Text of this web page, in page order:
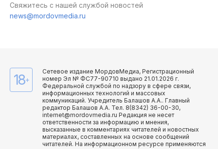
Свяжитесь с нашей службой новостей
news@mordovmedia.ru
18+
Сетевое издание МордовМедиа, Регистрационный
номер Эл № ФС77-90710 выдано 21.01.2026 г.
Федеральной службой по надзору в сфере связи,
информационных технологий и массовых
коммуникаций. Учредитель Балашов А.А.. Главный
редактор Балашов А.А. Тел. 8(8342) 36-00-30,
internet@mordovmedia.ru Редакция не несет
ответственности за информацию и мнения,
высказанные в комментариях читателей и новостных
материалах, составленных на основе сообщений
читателей. На информационном ресурсе применяются